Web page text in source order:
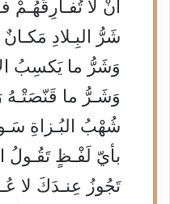
أنْ لا تُفـارِقَهُـمْ
شَرُّ البِـلادِ
وَشَرُّ ما يَكسِبُ
وَشَـرُّ ما
شُهْبُ البُـزاةِ
بأيّ لَفْـظٍ تَقُـولُ
تَجُوزُ عِنـدَكَ لا